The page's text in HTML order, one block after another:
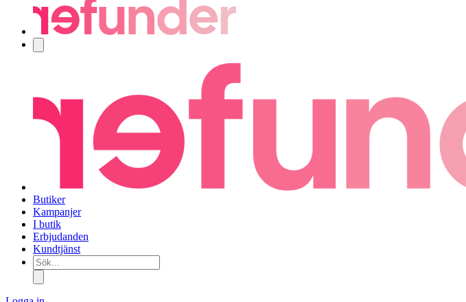
Butiker
Kampanjer
I butik
Erbjudanden
Kundtjänst
Sök...